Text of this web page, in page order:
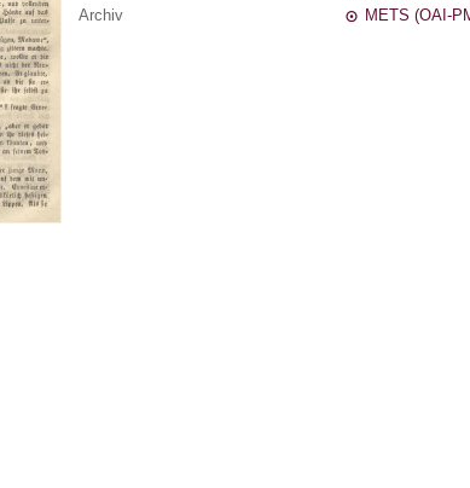
Archiv
METS (OAI-